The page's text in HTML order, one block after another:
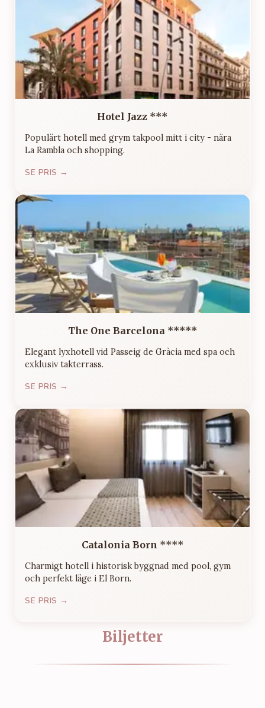
Hotel Jazz ***
Populärt hotell med grym takpool mitt i city - nära
La Rambla och shopping.
SE PRIS →
The One Barcelona *****
Elegant lyxhotell vid Passeig de Gràcia med spa och
exklusiv takterrass.
SE PRIS →
Catalonia Born ****
Charmigt hotell i historisk byggnad med pool, gym
och perfekt läge i El Born.
SE PRIS →
Biljetter